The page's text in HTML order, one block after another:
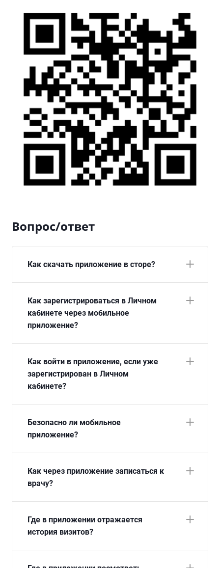
Вопрос/ответ
Как скачать приложение в сторе?
Как зарегистрироваться в Личном
кабинете через мобильное
приложение?
Как войти в приложение, если уже
зарегистрирован в Личном
кабинете?
Безопасно ли мобильное
приложение?
Как через приложение записаться к
врачу?
Где в приложении отражается
история визитов?